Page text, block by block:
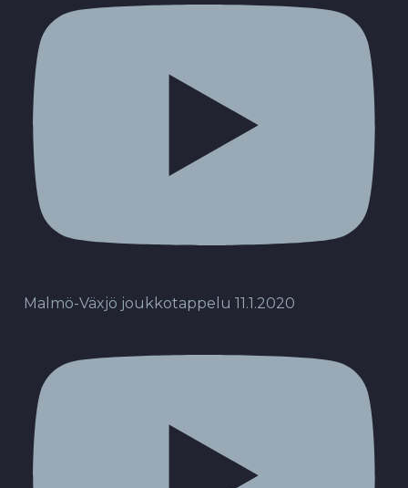
Malmö-Växjö joukkotappelu 11.1.2020